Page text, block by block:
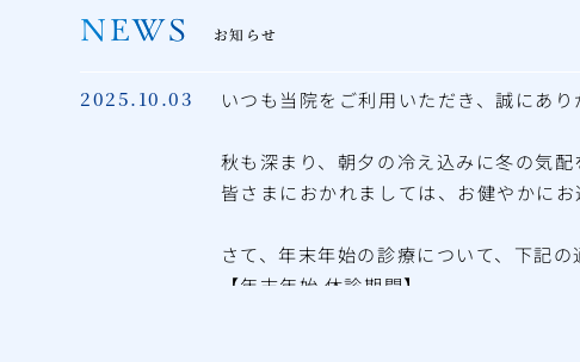
NEWS お知らせ
2025.10.03 いつも当院をご利用いただき、誠にあり
秋も深まり、朝夕の冷え込みに冬の気配
皆さまにおかれましては、お健やかにお
さて、年末年始の診療について、下記の
【年末年始 休診期間】